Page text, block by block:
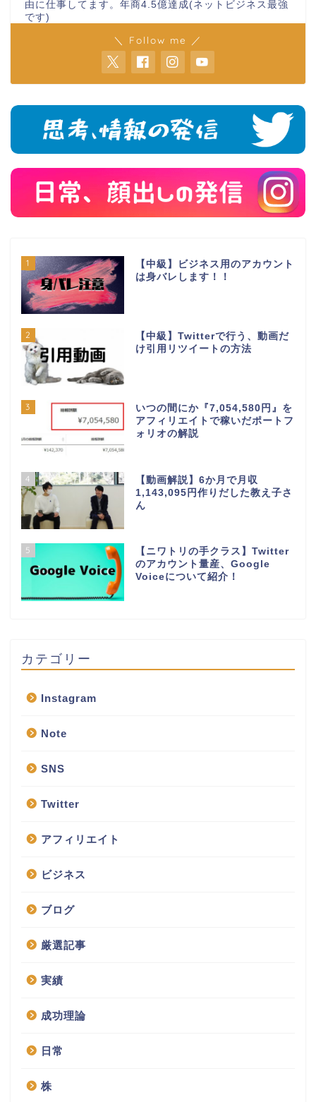
由に仕事してます。年商4.5億達成(ネットビジネス最強
です)
＼ Follow me ／
1
【中級】ビジネス用のアカウント
は身バレします！！
2
【中級】Twitterで行う、動画だ
け引用リツイートの方法
3
いつの間にか『7,054,580円』を
アフィリエイトで稼いだポートフ
ォリオの解説
4
【動画解説】6か月で月収
1,143,095円作りだした教え子さ
ん
5
【ニワトリの手クラス】Twitter
のアカウント量産、Google
Voiceについて紹介！
カテゴリー
Instagram
Note
SNS
Twitter
アフィリエイト
ビジネス
ブログ
厳選記事
実績
成功理論
日常
株